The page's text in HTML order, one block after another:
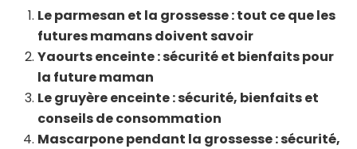
Le parmesan et la grossesse : tout ce que les
futures mamans doivent savoir
Yaourts enceinte : sécurité et bienfaits pour
la future maman
Le gruyère enceinte : sécurité, bienfaits et
conseils de consommation
Mascarpone pendant la grossesse : sécurité,